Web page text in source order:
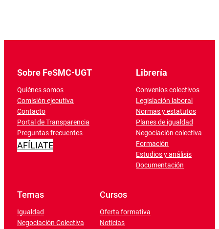
Sobre FeSMC-UGT
Quiénes somos
Comisión ejecutiva
Contacto
Portal de Transparencia
Preguntas frecuentes
AFÍLIATE
Librería
Convenios colectivos
Legislación laboral
Normas y estatutos
Planes de igualdad
Negociación colectiva
Formación
Estudios y análisis
Documentación
Temas
Igualdad
Negociación Colectiva
Cursos
Oferta formativa
Noticias